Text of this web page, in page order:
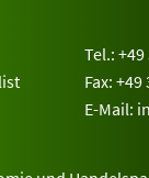
Tel.: +49
Fax:
E-Mail: